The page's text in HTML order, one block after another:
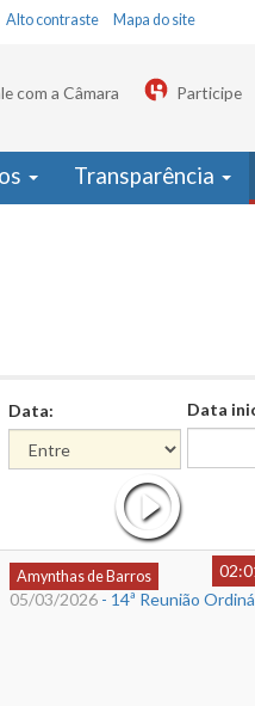
Alto contraste Mapa do site
com a Câmara Participe
Transparência
Data: Data
Amynthas de Barros
05/03/2026- 14ª Reunião